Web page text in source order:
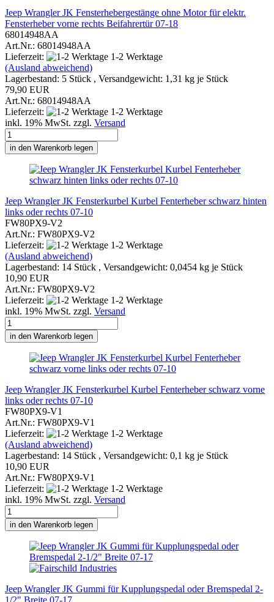
Jeep Wrangler JK Fensterhebergestänge ohne Motor für elektr.
Fensterheber vorne rechts Beifahrertür 07-18
68014948AA
Art.Nr.: 68014948AA
Lieferzeit:
1-2 Werktage
(Ausland abweichend)
Lagerbestand: 5 Stück , Versandgewicht: 1,31 kg je Stück
79,90 EUR
Art.Nr.: 68014948AA
Lieferzeit:
1-2 Werktage
inkl. 19% MwSt. zzgl. Versand
in den Warenkorb legen
Jeep Wrangler JK Fensterkurbel Kurbel Fenterheber schwarz hinten
links oder rechts 07-10
FW80PX9-V2
Art.Nr.: FW80PX9-V2
Lieferzeit:
1-2 Werktage
(Ausland abweichend)
Lagerbestand: 14 Stück , Versandgewicht: 0,0454 kg je Stück
10,90 EUR
Art.Nr.: FW80PX9-V2
Lieferzeit:
1-2 Werktage
inkl. 19% MwSt. zzgl. Versand
in den Warenkorb legen
Jeep Wrangler JK Fensterkurbel Kurbel Fenterheber schwarz vorne
links oder rechts 07-10
FW80PX9-V1
Art.Nr.: FW80PX9-V1
Lieferzeit:
1-2 Werktage
(Ausland abweichend)
Lagerbestand: 14 Stück , Versandgewicht: 0,1 kg je Stück
10,90 EUR
Art.Nr.: FW80PX9-V1
Lieferzeit:
1-2 Werktage
inkl. 19% MwSt. zzgl. Versand
in den Warenkorb legen
Jeep Wrangler JK Gummi für Kupplungspedal oder Bremspedal 2-
1/2" Breite 07-17